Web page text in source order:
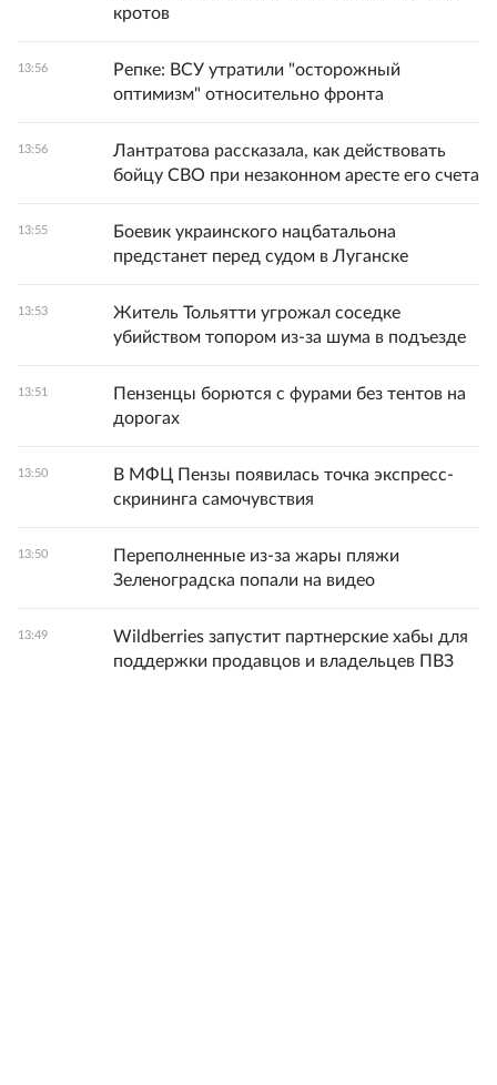
кротов
13:56
Репке: ВСУ утратили "осторожный
оптимизм" относительно фронта
13:56
Лантратова рассказала, как действовать
бойцу СВО при незаконном аресте его счета
13:55
Боевик украинского нацбатальона
предстанет перед судом в Луганске
13:53
Житель Тольятти угрожал соседке
убийством топором из-за шума в подъезде
13:51
Пензенцы борются с фурами без тентов на
дорогах
13:50
В МФЦ Пензы появилась точка экспресс-
скрининга самочувствия
13:50
Переполненные из-за жары пляжи
Зеленоградска попали на видео
13:49
Wildberries запустит партнерские хабы для
поддержки продавцов и владельцев ПВЗ